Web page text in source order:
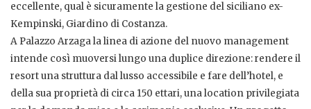
eccellente, qual è sicuramente la gestione del siciliano ex-
Kempinski, Giardino di Costanza.
A Palazzo Arzaga la linea di azione del nuovo management
intende così muoversi lungo una duplice direzione: rendere il
resort una struttura dal lusso accessibile e fare dell’hotel, e
della sua proprietà di circa 150 ettari, una location privilegiata